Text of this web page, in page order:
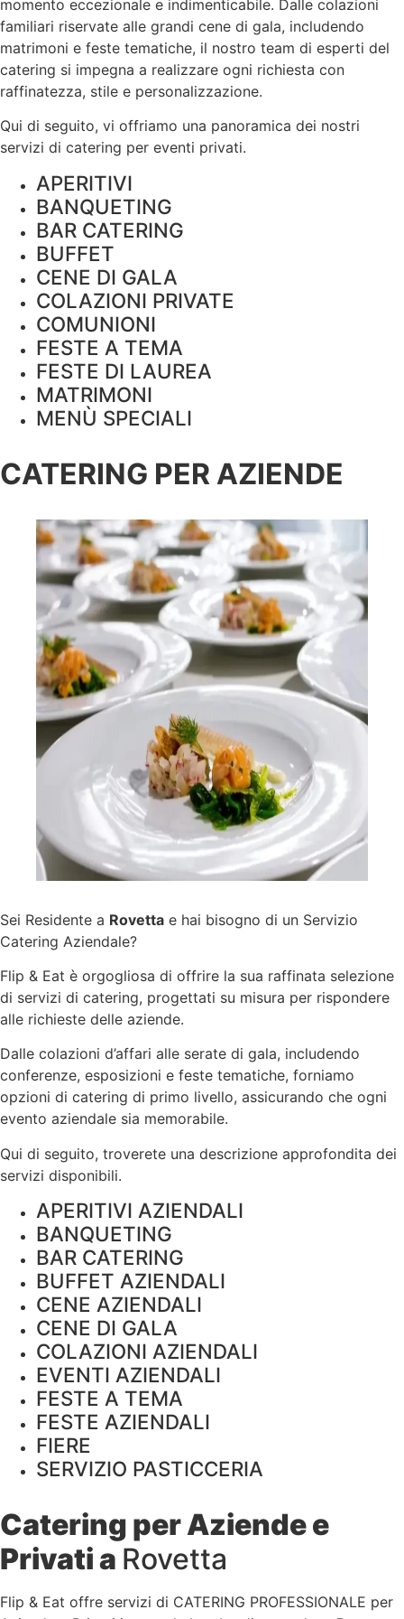
momento eccezionale e indimenticabile. Dalle colazioni
familiari riservate alle grandi cene di gala, includendo
matrimoni e feste tematiche, il nostro team di esperti del
catering si impegna a realizzare ogni richiesta con
raffinatezza, stile e personalizzazione.
Qui di seguito, vi offriamo una panoramica dei nostri
servizi di catering per eventi privati.
APERITIVI
BANQUETING
BAR CATERING
BUFFET
CENE DI GALA
COLAZIONI PRIVATE
COMUNIONI
FESTE A TEMA
FESTE DI LAUREA
MATRIMONI
MENÙ SPECIALI
CATERING PER AZIENDE
Sei Residente a Rovetta e hai bisogno di un Servizio
Catering Aziendale?
Flip & Eat è orgogliosa di offrire la sua raffinata selezione
di servizi di catering, progettati su misura per rispondere
alle richieste delle aziende.
Dalle colazioni d’affari alle serate di gala, includendo
conferenze, esposizioni e feste tematiche, forniamo
opzioni di catering di primo livello, assicurando che ogni
evento aziendale sia memorabile.
Qui di seguito, troverete una descrizione approfondita dei
servizi disponibili.
APERITIVI AZIENDALI
BANQUETING
BAR CATERING
BUFFET AZIENDALI
CENE AZIENDALI
CENE DI GALA
COLAZIONI AZIENDALI
EVENTI AZIENDALI
FESTE A TEMA
FESTE AZIENDALI
FIERE
SERVIZIO PASTICCERIA
Catering per Aziende e
Privati a Rovetta
Flip & Eat offre servizi di CATERING PROFESSIONALE per